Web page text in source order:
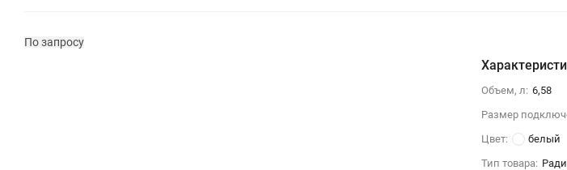
По запросу
Объем, л: 6,58
Размер
Цвет:
белый
Тип товара: